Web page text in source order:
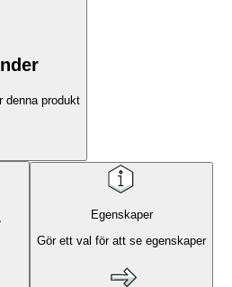
denna produkt
Egenskaper
Gör ett val för att se egenskaper